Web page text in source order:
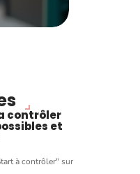
contrôler
et
à contrôler" sur